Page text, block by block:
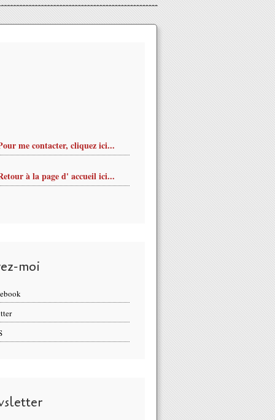
me contacter, cliquez ici...
à la page d' accueil ici...
moi